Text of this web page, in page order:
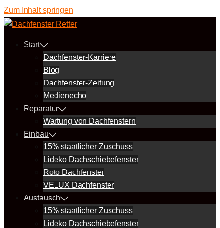
Zum Inhalt springen
Start
Dachfenster-Karriere
Blog
Dachfenster-Zeitung
Medienecho
Reparatur
Wartung von Dachfenstern
Einbau
15% staatlicher Zuschuss
Lideko Dachschiebefenster
Roto Dachfenster
VELUX Dachfenster
Austausch
15% staatlicher Zuschuss
Lideko Dachschiebefenster